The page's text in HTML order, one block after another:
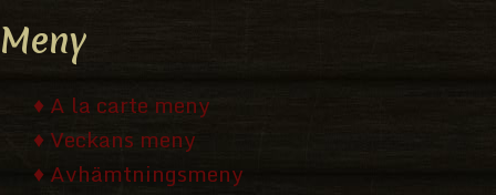
Meny
♦ A la carte meny
♦ Veckans meny
♦ Avhämtningsmeny